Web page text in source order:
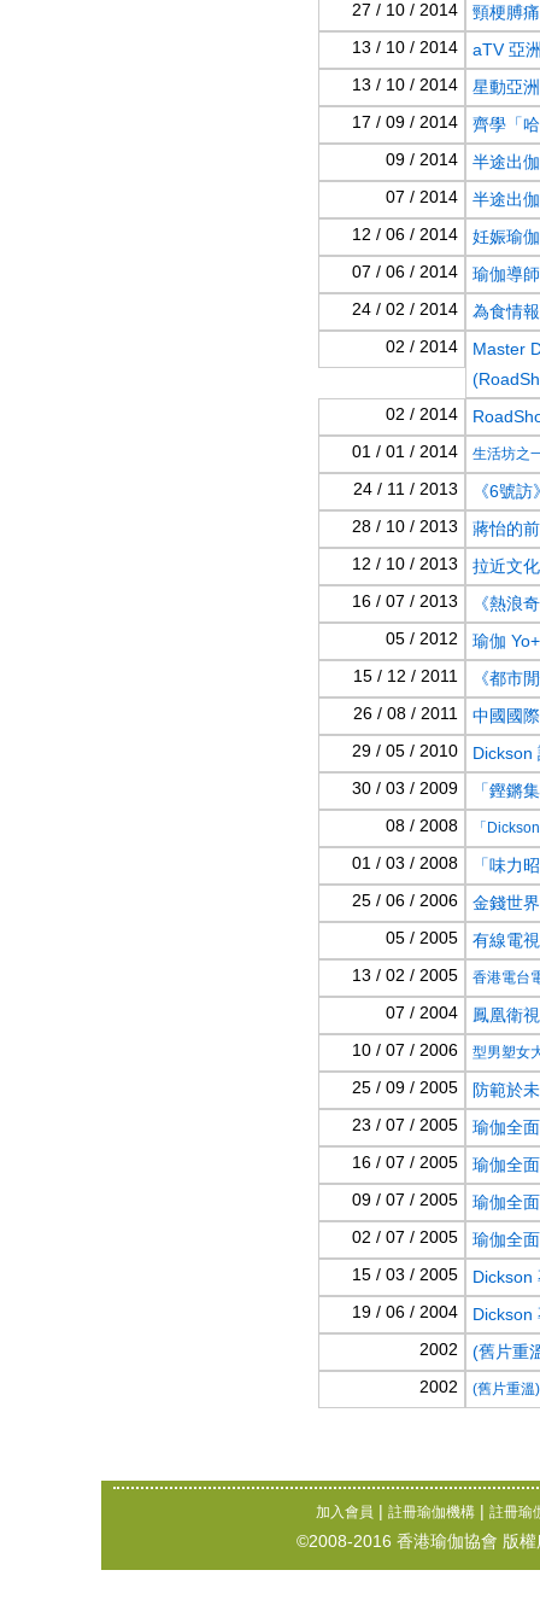
27 / 10 / 2014
頸梗膊
13 / 10 / 2014
aTV 亞
13 / 10 / 2014
星動亞
17 / 09 / 2014
齊學「
09 / 2014
半途出
07 / 2014
半途出
12 / 06 / 2014
妊娠瑜
07 / 06 / 2014
瑜伽導
24 / 02 / 2014
為食情
02 / 2014
Master
02 / 2014
01 / 01 / 2014
生活坊之
24 / 11 / 2013
《6號
28 / 10 / 2013
蔣怡的
12 / 10 / 2013
拉近文
16 / 07 / 2013
《熱浪
05 / 2012
瑜伽
15 / 12 / 2011
《都市
26 / 08 / 2011
中國國
29 / 05 / 2010
Dickson
30 / 03 / 2009
「鏗鏘
08 / 2008
「
01 / 03 / 2008
「味力
25 / 06 / 2006
金錢世
05 / 2005
有線電
13 / 02 / 2005
香港電台
07 / 2004
鳳凰衛
10 / 07 / 2006
型男塑女
25 / 09 / 2005
防範於
23 / 07 / 2005
瑜伽全
16 / 07 / 2005
瑜伽全
09 / 07 / 2005
瑜伽全
02 / 07 / 2005
瑜伽全
15 / 03 / 2005
Dickson
19 / 06 / 2004
Dickson
2002
(舊片重
2002
(舊片重溫
加入會員 | 註冊瑜伽機構 | 註冊瑜
©2008-2016 香港瑜伽協會 版